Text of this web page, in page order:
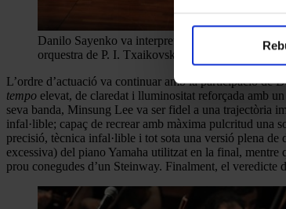
Danilo Sayenko va interpretar el Concert per a
orquestra de P. I. Txaikovski. Foto: Oliver Adell.
L’ordre d’actuació va continuar amb la participació de
tempo elevat, de claredat i lluminositat reforçada amb
seva banda, Minsung Lee va ser fidel a una trajectòria
infal·lible; capaç de recrear amb màxima pulcritud una
precisió, tècnica infal·lible i tot sota una versió plena
excessiva) del piano Yamaha utilitzat en la final,
prou conegudes d’un Steinway. Finalment, el